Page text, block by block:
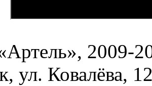
2009-
ул. Ковалёва,